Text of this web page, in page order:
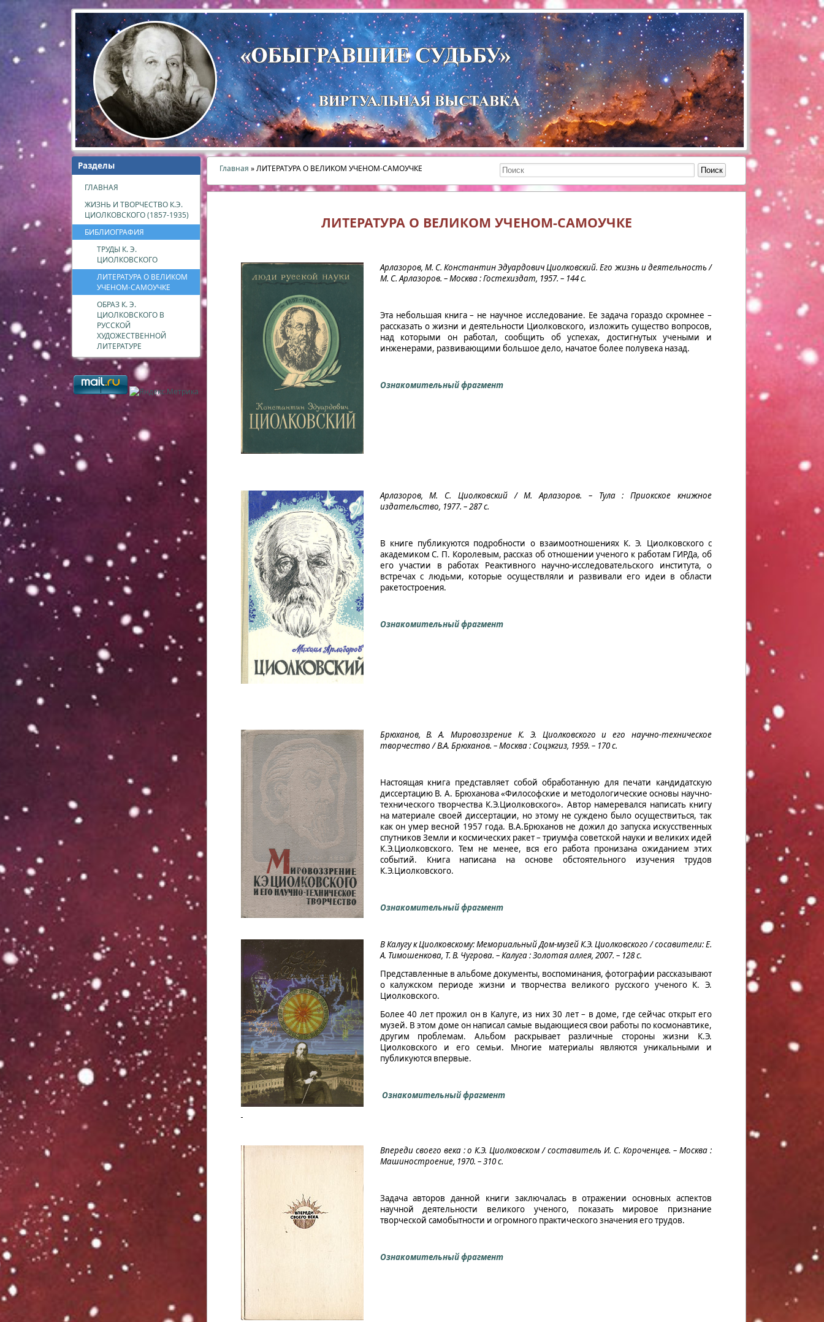
Главная » ЛИТЕРАТУРА О ВЕЛИКОМ УЧЕНОМ-САМОУЧКЕ
ЛИТЕРАТУРА О ВЕЛИКОМ УЧЕНОМ-САМОУЧКЕ
Арлазоров, М. С. Константин Эдуардович Циолковский. Его жизнь и деятельность /
М. С. Арлазоров. – Москва : Гостехиздат, 1957. – 144 с.
Эта небольшая книга – не научное исследование. Ее задача гораздо скромнее –
рассказать о жизни и деятельности Циолковского, изложить существо вопросов,
над которыми он работал, сообщить об успехах, достигнутых учеными и
инженерами, развивающими большое дело, начатое более полувека назад.
Ознакомительный фрагмент
Арлазоров, М. С. Циолковский / М. Арлазоров. – Тула : Приокское книжное
издательство, 1977. – 287 с.
В книге публикуются подробности о взаимоотношениях К. Э. Циолковского с
академиком С. П. Королевым, рассказ об отношении ученого к работам ГИРДа, об
его участии в работах Реактивного научно-исследовательского института, о
встречах с людьми, которые осуществляли и развивали его идеи в области
ракетостроения.
Ознакомительный фрагмент
Брюханов, В. А. Мировоззрение К. Э. Циолковского и его научно-техническое
творчество / В.А. Брюханов. – Москва : Соцэкгиз, 1959. – 170 с.
Настоящая книга представляет собой обработанную для печати кандидатскую
диссертацию В. А. Брюханова «Философские и методологические основы научно-
технического творчества К.Э.Циолковского». Автор намеревался написать книгу
на материале своей диссертации, но этому не суждено было осуществиться, так
как он умер весной 1957 года. В.А.Брюханов не дожил до запуска искусственных
спутников Земли и космических ракет – триумфа советской науки и великих идей
К.Э.Циолковского. Тем не менее, вся его работа пронизана ожиданием этих
событий. Книга написана на основе обстоятельного изучения трудов
К.Э.Циолковского.
Ознакомительный фрагмент
В Калугу к Циолковскому: Мемориальный Дом-музей К.Э. Циолковского / сосавители: Е.
А. Тимошенкова, Т. В. Чугрова. – Калуга : Золотая аллея, 2007. – 128 с.
Представленные в альбоме документы, воспоминания, фотографии рассказывают
о калужском периоде жизни и творчества великого русского ученого К. Э.
Циолковского.
Более 40 лет прожил он в Калуге, из них 30 лет – в доме, где сейчас открыт его
музей. В этом доме он написал самые выдающиеся свои работы по космонавтике,
другим проблемам. Альбом раскрывает различные стороны жизни К.Э.
Циолковского и его семьи. Многие материалы являются уникальными и
публикуются впервые.
Ознакомительный фрагмент
Впереди своего века : о К.Э. Циолковском / составитель И. С. Короченцев. – Москва :
Машиностроение, 1970. – 310 с.
Задача авторов данной книги заключалась в отражении основных аспектов
научной деятельности великого ученого, показать мировое признание
творческой самобытности и огромного практического значения его трудов.
Ознакомительный фрагмент
Разделы
ГЛАВНАЯ
ЖИЗНЬ И ТВОРЧЕСТВО К.Э.
ЦИОЛКОВСКОГО (1857-1935)
БИБЛИОГРАФИЯ
ТРУДЫ К. Э.
ЦИОЛКОВСКОГО
ЛИТЕРАТУРА О ВЕЛИКОМ
УЧЕНОМ-САМОУЧКЕ
ОБРАЗ К. Э.
ЦИОЛКОВСКОГО В
РУССКОЙ
ХУДОЖЕСТВЕННОЙ
ЛИТЕРАТУРЕ